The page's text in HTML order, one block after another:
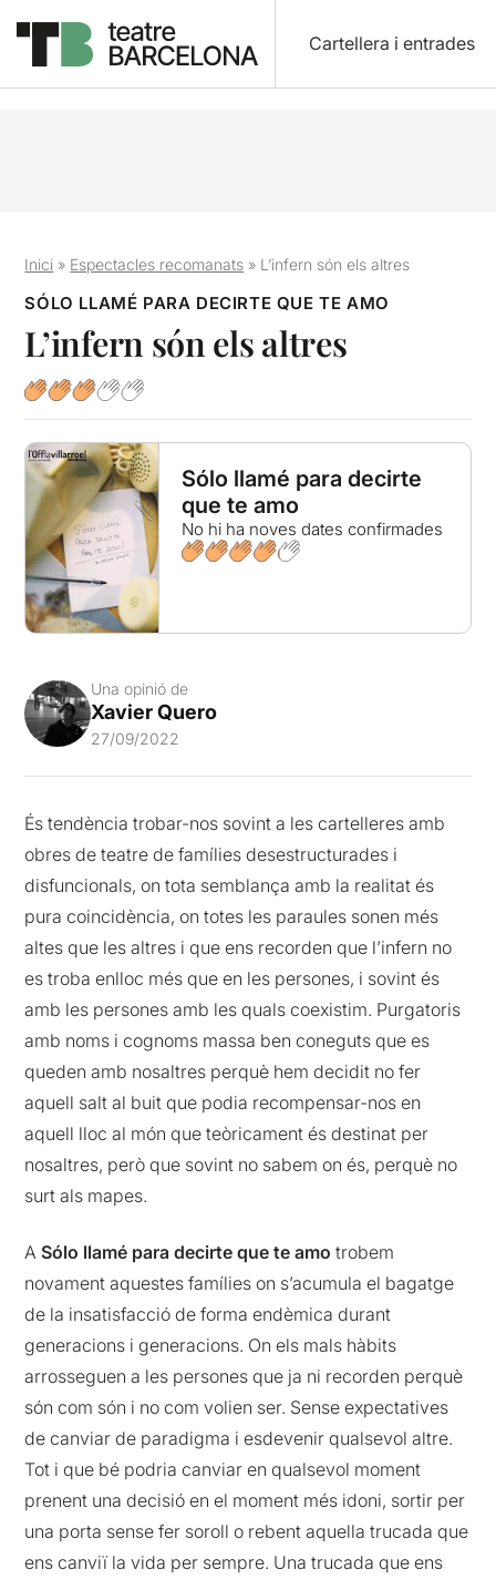
Cartellera i entrades
Inici » Espectacles recomanats » L’infern són els altres
SÓLO LLAMÉ PARA DECIRTE QUE TE AMO
L’infern són els altres
Sólo llamé para decirte
que te amo
No hi ha noves dates confirmades
Una opinió de
Xavier Quero
27/09/2022
És tendència trobar-nos sovint a les cartelleres amb
obres de teatre de famílies desestructurades i
disfuncionals, on tota semblança amb la realitat és
pura coincidència, on totes les paraules sonen més
altes que les altres i que ens recorden que l’infern no
es troba enlloc més que en les persones, i sovint és
amb les persones amb les quals coexistim. Purgatoris
amb noms i cognoms massa ben coneguts que es
queden amb nosaltres perquè hem decidit no fer
aquell salt al buit que podia recompensar-nos en
aquell lloc al món que teòricament és destinat per
nosaltres, però que sovint no sabem on és, perquè no
surt als mapes.
ASólo llamé para decirte que te amo trobem
novament aquestes famílies on s’acumula el bagatge
de la insatisfacció de forma endèmica durant
generacions i generacions. On els mals hàbits
arrosseguen a les persones que ja ni recorden perquè
són com són i no com volien ser. Sense expectatives
de canviar de paradigma i esdevenir qualsevol altre.
Tot i que bé podria canviar en qualsevol moment
prenent una decisió en el moment més idoni, sortir per
una porta sense fer soroll o rebent aquella trucada que
ens canviï la vida per sempre. Una trucada que ens